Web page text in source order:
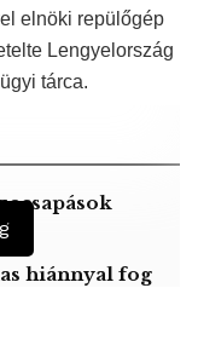
elnöki repülőgép
Lengyelország
tárca.
hiánnyal fog